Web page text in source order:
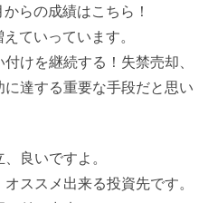
らの成績はこちら！
ていっています。
けを継続する！失禁売却、
達する重要な手段だと思い
良いですよ。
ススメ出来る投資先です。